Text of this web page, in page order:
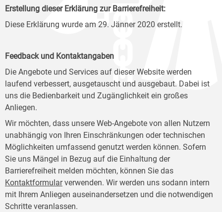
Erstellung dieser Erklärung zur Barrierefreiheit:
Diese Erklärung wurde am 29. Jänner 2020 erstellt.
Feedback und Kontaktangaben
Die Angebote und Services auf dieser Website werden
laufend verbessert, ausgetauscht und ausgebaut. Dabei ist
uns die Bedienbarkeit und Zugänglichkeit ein großes
Anliegen.
Wir möchten, dass unsere Web-Angebote von allen Nutzern
unabhängig von Ihren Einschränkungen oder technischen
Möglichkeiten umfassend genutzt werden können. Sofern
Sie uns Mängel in Bezug auf die Einhaltung der
Barrierefreiheit melden möchten, können Sie das
Kontaktformularverwenden. Wir werden uns sodann intern
mit Ihrem Anliegen auseinandersetzen und die notwendigen
Schritte veranlassen.